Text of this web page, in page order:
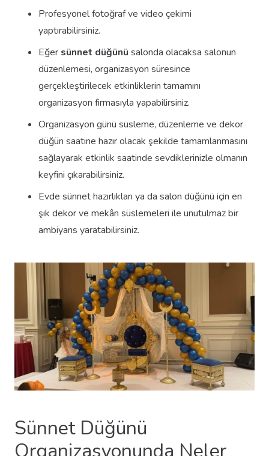
Profesyonel fotoğraf ve video çekimi
yaptırabilirsiniz.
Eğer sünnet düğünü salonda olacaksa salonun
düzenlemesi, organizasyon süresince
gerçekleştirilecek etkinliklerin tamamını
organizasyon firmasıyla yapabilirsiniz.
Organizasyon günü süsleme, düzenleme ve dekor
düğün saatine hazır olacak şekilde tamamlanmasını
sağlayarak etkinlik saatinde sevdiklerinizle olmanın
keyfini çıkarabilirsiniz.
Evde sünnet hazırlıkları ya da salon düğünü için en
şık dekor ve mekân süslemeleri ile unutulmaz bir
ambiyans yaratabilirsiniz.
Sünnet Düğünü
Organizasyonunda Neler